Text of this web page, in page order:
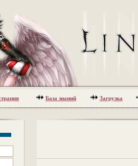
База знаний Загрузка